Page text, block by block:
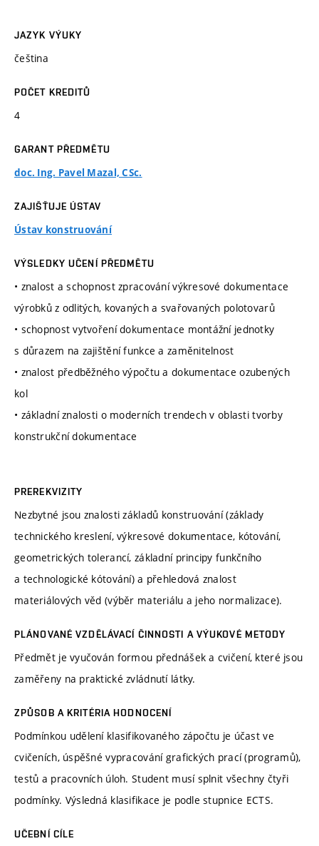
JAZYK VÝUKY
čeština
POČET KREDITŮ
4
GARANT PŘEDMĚTU
doc. Ing. Pavel Mazal, CSc.
ZAJIŠŤUJE ÚSTAV
Ústav konstruování
VÝSLEDKY UČENÍ PŘEDMĚTU
• znalost a schopnost zpracování výkresové dokumentace
výrobků z odlitých, kovaných a svařovaných polotovarů
• schopnost vytvoření dokumentace montážní jednotky
s důrazem na zajištění funkce a zaměnitelnost
• znalost předběžného výpočtu a dokumentace ozubených
kol
• základní znalosti o moderních trendech v oblasti tvorby
konstrukční dokumentace
PREREKVIZITY
Nezbytné jsou znalosti základů konstruování (základy
technického kreslení, výkresové dokumentace, kótování,
geometrických tolerancí, základní principy funkčního
a technologické kótování) a přehledová znalost
materiálových věd (výběr materiálu a jeho normalizace).
PLÁNOVANÉ VZDĚLÁVACÍ ČINNOSTI A VÝUKOVÉ METODY
Předmět je vyučován formou přednášek a cvičení, které jsou
zaměřeny na praktické zvládnutí látky.
ZPŮSOB A KRITÉRIA HODNOCENÍ
Podmínkou udělení klasifikovaného zápočtu je účast ve
cvičeních, úspěšné vypracování grafických prací (programů),
testů a pracovních úloh. Student musí splnit všechny čtyři
podmínky. Výsledná klasifikace je podle stupnice ECTS.
UČEBNÍ CÍLE